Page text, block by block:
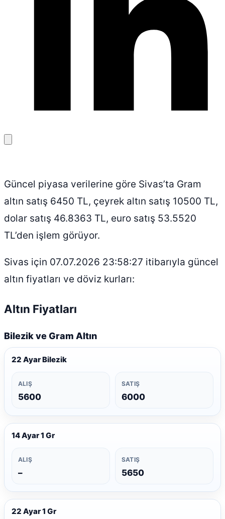
kopyala
Güncel piyasa verilerine göre Sivas’ta Gram
altın satış 6450 TL, çeyrek altın satış 10500 TL,
dolar satış 46.8363 TL, euro satış 53.5520
TL’den işlem görüyor.
Sivas için 07.07.2026 23:58:27 itibarıyla güncel
altın fiyatları ve döviz kurları:
Altın Fiyatları
Bilezik ve Gram Altın
22 Ayar Bilezik
ALIŞ
5600
SATIŞ
6000
14 Ayar 1 Gr
ALIŞ
–
SATIŞ
5650
22 Ayar 1 Gr